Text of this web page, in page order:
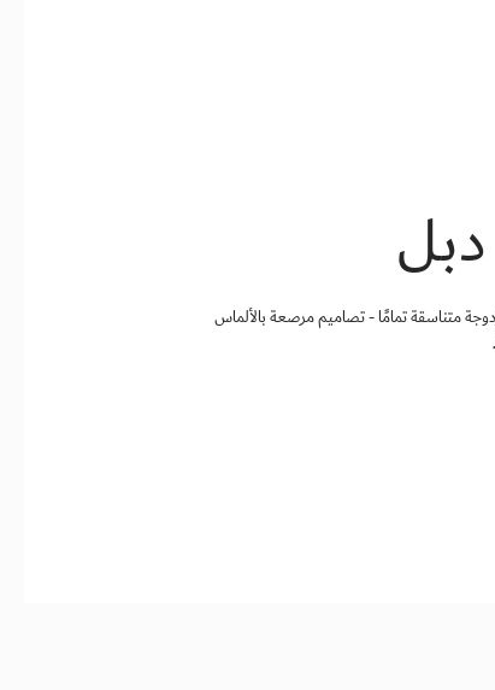
متناسقة تمامًا - تصاميم مرصعة بالألماس